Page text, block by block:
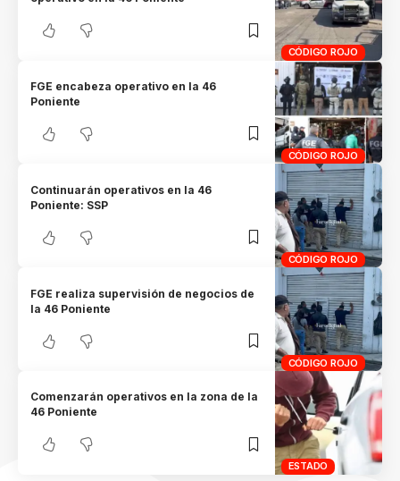
CÓDIGO ROJO
CÓDIGO ROJO
FGE encabeza operativo en la 46
Poniente
CÓDIGO ROJO
Continuarán operativos en la 46
Poniente: SSP
CÓDIGO ROJO
FGE realiza supervisión de negocios de
la 46 Poniente
ESTADO
Comenzarán operativos en la zona de la
46 Poniente